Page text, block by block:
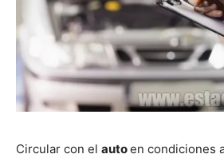
Circular con el autoen condiciones